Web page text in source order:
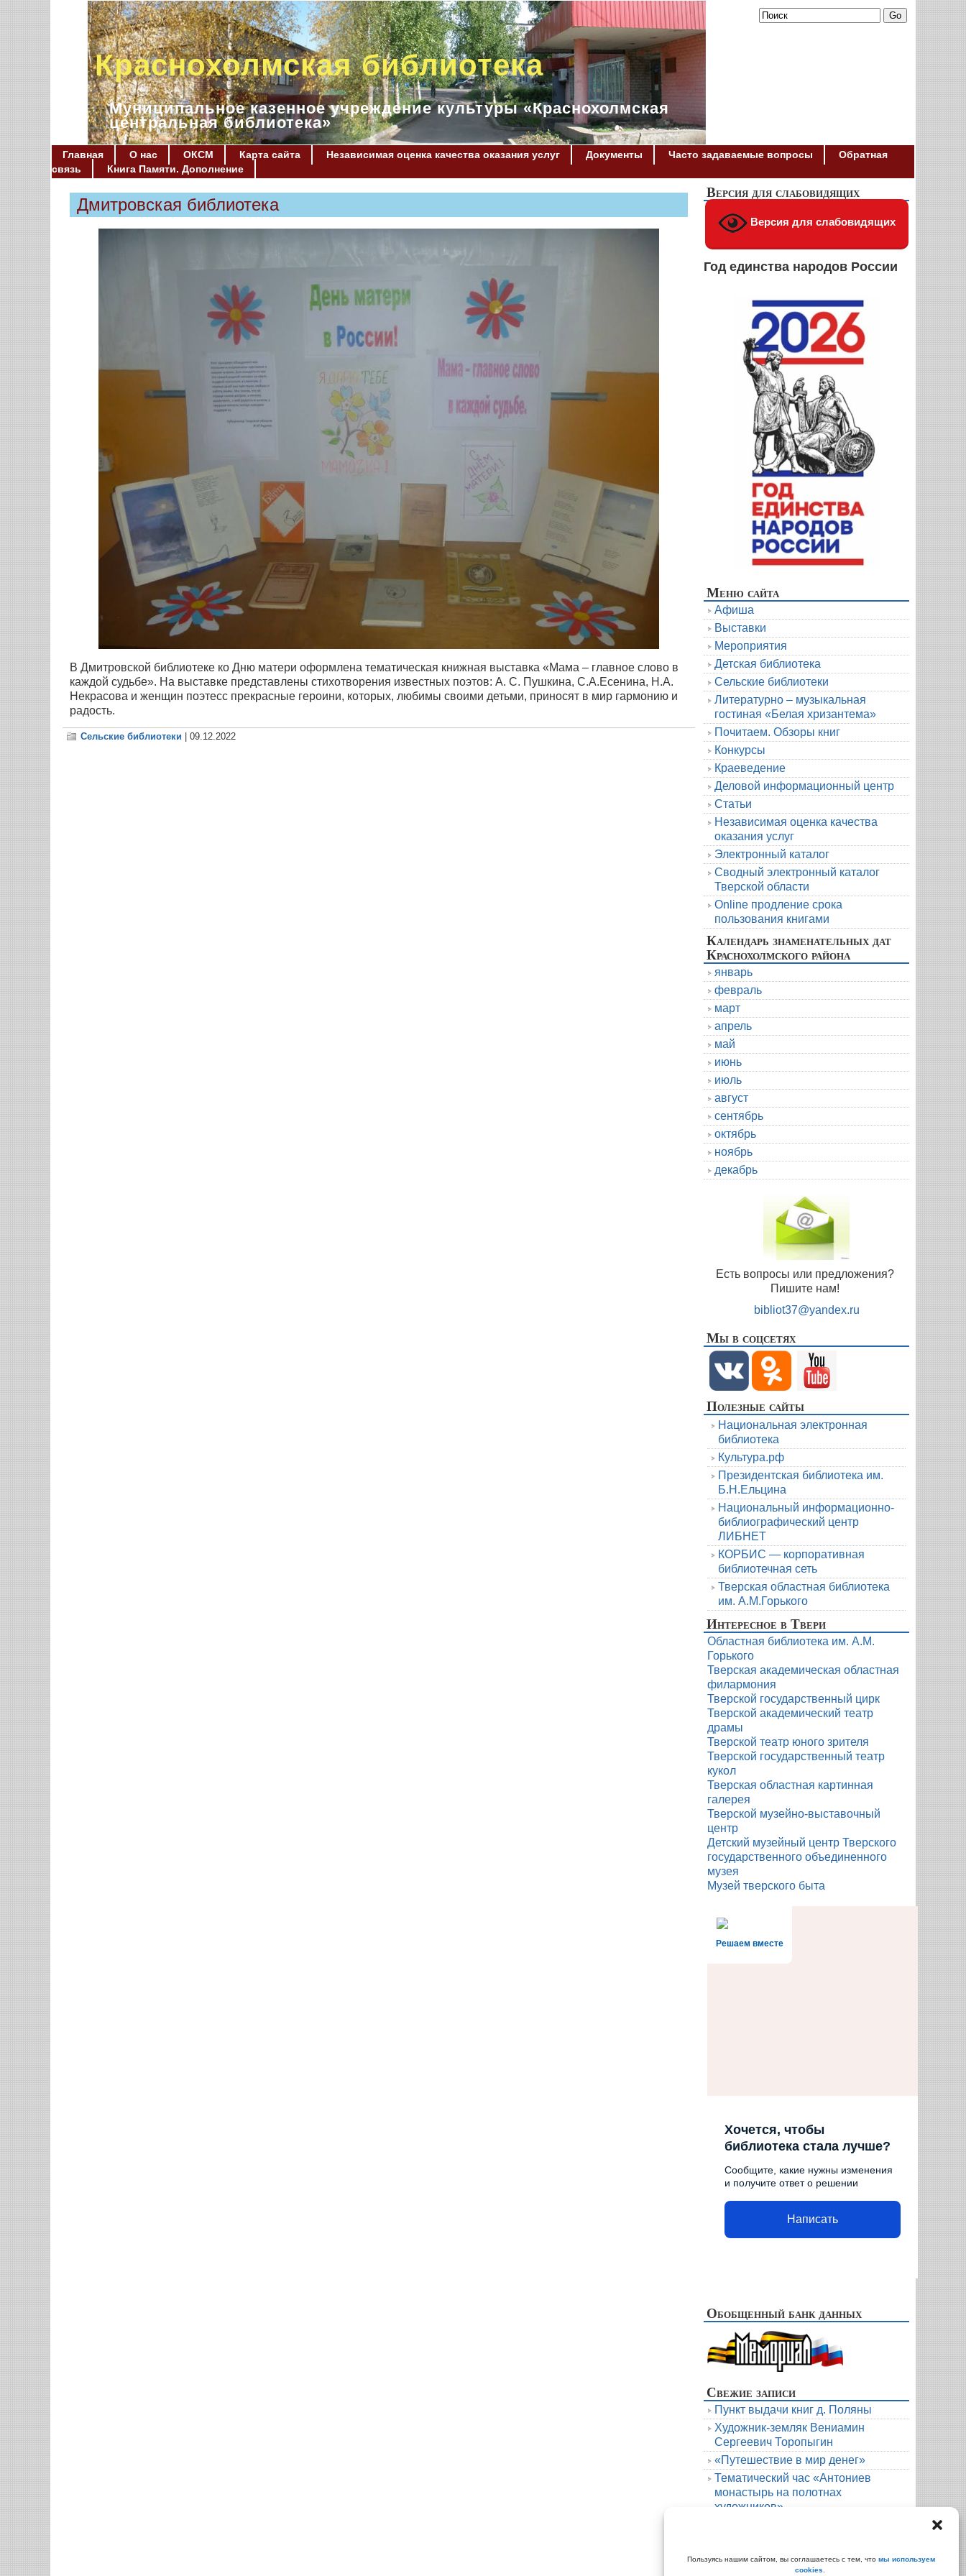
Пользуясь нашим сайтом, вы соглашаетесь с тем, что мы используем
cookies
Краснохолмская библиотека
Муниципальное казенное учреждение культуры «Краснохолмская
центральная библиотека»
Главная О нас ОКСМ Карта сайта Независимая оценка качества оказания услуг Документы Часто задаваемые вопросы
Обратная
связь
Книга Памяти. Дополнение
Дмитровская библиотека
В Дмитровской библиотеке ко Дню матери оформлена тематическая книжная выставка «Мама – главное слово в
каждой судьбе». На выставке представлены стихотворения известных поэтов: А. С. Пушкина, С.А.Есенина, Н.А.
Некрасова и женщин поэтесс прекрасные героини, которых, любимы своими детьми, приносят в мир гармонию и
радость.
Сельские библиотеки | 09.12.2022
Версия для слабовидящих
Версия для слабовидящих
Год единства народов России
Меню сайта
Афиша
Выставки
Мероприятия
Детская библиотека
Сельские библиотеки
Литературно – музыкальная
гостиная «Белая хризантема»
Почитаем. Обзоры книг
Конкурсы
Краеведение
Деловой информационный центр
Статьи
Независимая оценка качества
оказания услуг
Электронный каталог
Сводный электронный каталог
Тверской области
Online продление срока
пользования книгами
Календарь знаменательных дат
Краснохолмского района
январь
февраль
март
апрель
май
июнь
июль
август
сентябрь
октябрь
ноябрь
декабрь
Есть вопросы или предложения?
Пишите нам!
bibliot37@yandex.ru
Мы в соцсетях
Полезные сайты
Национальная электронная
библиотека
Культура.рф
Президентская библиотека им.
Б.Н.Ельцина
Национальный информационно-
библиографический центр
ЛИБНЕТ
КОРБИС — корпоративная
библиотечная сеть
Тверская областная библиотека
им. А.М.Горького
Интересное в Твери
Областная библиотека им. А.М.
Горького
Тверская академическая областная
филармония
Тверской государственный цирк
Тверской академический театр
драмы
Тверской театр юного зрителя
Тверской государственный театр
кукол
Тверская областная картинная
галерея
Тверской музейно-выставочный
центр
Детский музейный центр Тверского
государственного объединенного
музея
Музей тверского быта
Решаем вместе
Хочется, чтобы
библиотека стала лучше?
Сообщите, какие нужны изменения
и получите ответ о решении
Написать
Обобщенный банк данных
Свежие записи
Пункт выдачи книг д. Поляны
Художник-земляк Вениамин
Сергеевич Торопыгин
«Путешествие в мир денег»
Тематический час «Антониев
монастырь на полотнах
художников»
Архивы